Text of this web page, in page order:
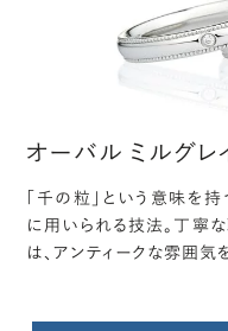
オーバル ミルグレ
「千の粒」という意味を
に用いられる技法。丁寧
は、アンティークな雰囲気